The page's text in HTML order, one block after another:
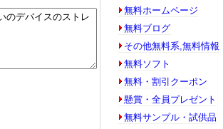
無料ホームページ
無料ブログ
その他無料系,無料情報
無料ソフト
無料・割引クーポン
懸賞・全員プレゼント
無料サンプル・試供品